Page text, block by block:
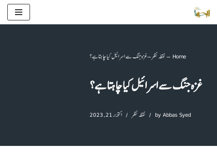
Skip
Home
–نقطہ نظر–غزہ جنگ سے اسرائیل کیا چاہتا ہے؟
غزہ جنگ سے اسرائیل کیا چاہتا ہے؟
by Abbas Syed نقطہ نظر اکتوبر 21, 2023